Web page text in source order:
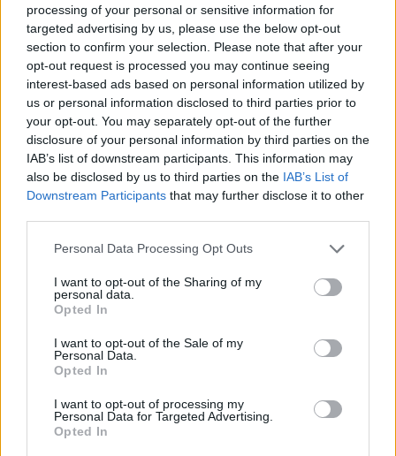
processing of your personal or sensitive information for
targeted advertising by us, please use the below opt-out
section to confirm your selection. Please note that after your
opt-out request is processed you may continue seeing
interest-based ads based on personal information utilized by
us or personal information disclosed to third parties prior to
your opt-out. You may separately opt-out of the further
disclosure of your personal information by third parties on the
IAB’s list of downstream participants. This information may
also be disclosed by us to third parties on the IAB’s List of
Downstream Participants that may further disclose it to other
Personal Data Processing Opt Outs
I want to opt-out of the Sharing of my
personal data.
Opted In
I want to opt-out of the Sale of my
Personal Data.
Opted In
I want to opt-out of processing my
Personal Data for Targeted Advertising.
Opted In
Aktuelt
Gasudslip i Ranum er under kontrol
Simon Jensen
Journalist
Følg os på Discover
OPDATERET KL. 17.12: Gasudslippet er nu under
kontrol, oplyser Nordjyllands Politi
i Ranum får nu politiet til at komme med to
opfordringer til borgere i byen.
Kan man lugte gas i Ranum, skal man søge væk